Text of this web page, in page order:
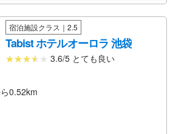
宿泊施設クラス｜2.5
Tabist ホテルオーロラ 池袋
3.6/5 とても良い
0.52km